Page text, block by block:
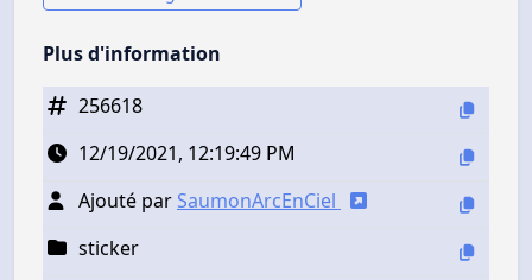
Plus d'information
256618
12/19/2021, 12:19:49 PM
Ajouté par SaumonArcEnCiel
sticker